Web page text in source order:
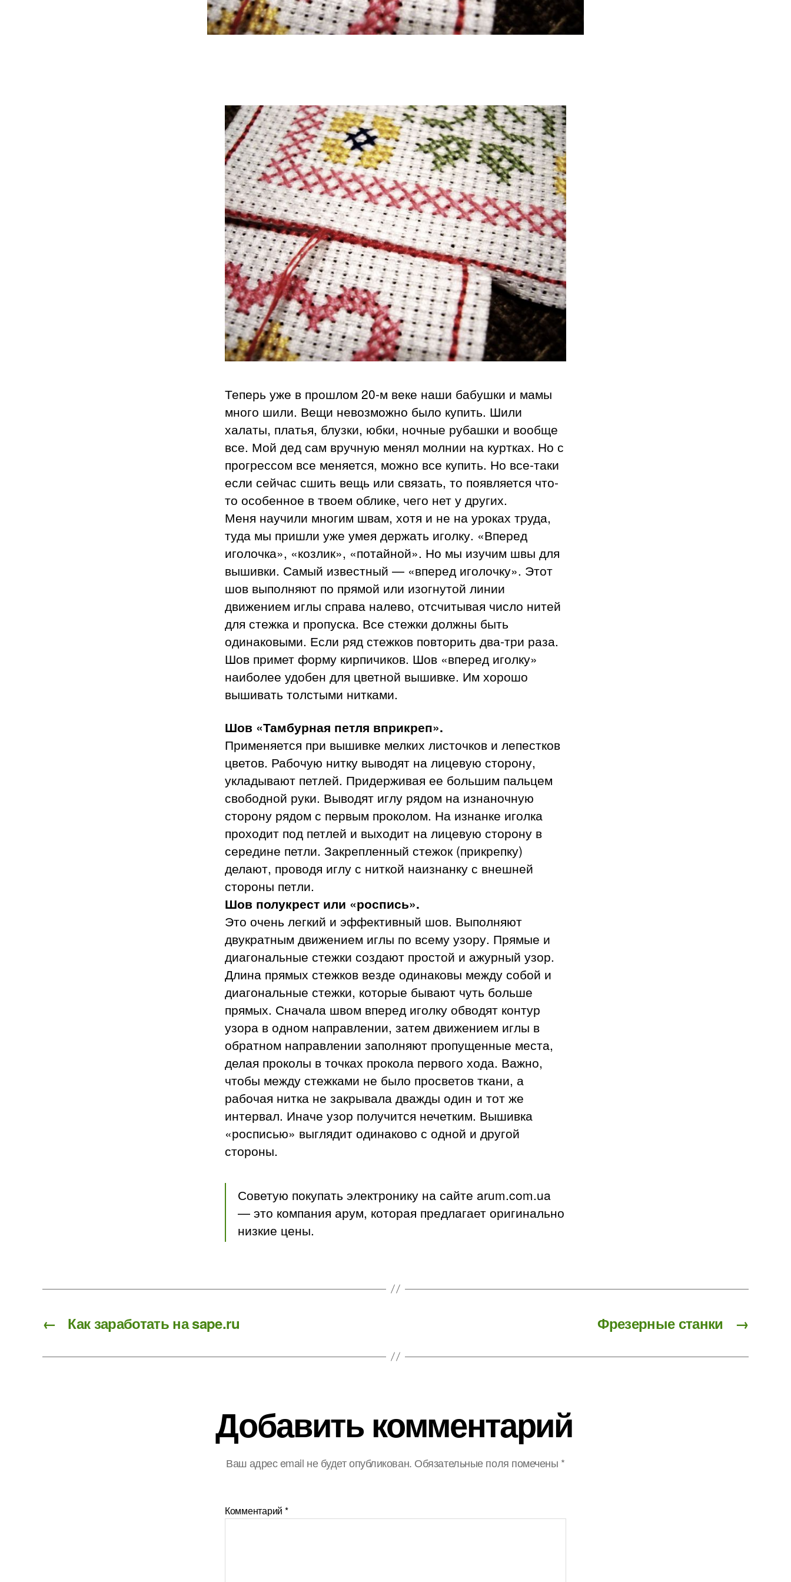
Теперь уже в прошлом 20-м веке наши бабушки и мамы
много шили. Вещи невозможно было купить. Шили
халаты, платья, блузки, юбки, ночные рубашки и вообще
все. Мой дед сам вручную менял молнии на куртках. Но с
прогрессом все меняется, можно все купить. Но все-таки
если сейчас сшить вещь или связать, то появляется что-
то особенное в твоем облике, чего нет у других.
Меня научили многим швам, хотя и не на уроках труда,
туда мы пришли уже умея держать иголку. «Вперед
иголочка», «козлик», «потайной». Но мы изучим швы для
вышивки. Самый известный — «вперед иголочку». Этот
шов выполняют по прямой или изогнутой линии
движением иглы справа налево, отсчитывая число нитей
для стежка и пропуска. Все стежки должны быть
одинаковыми. Если ряд стежков повторить два-три раза.
Шов примет форму кирпичиков. Шов «вперед иголку»
наиболее удобен для цветной вышивке. Им хорошо
вышивать толстыми нитками.
Шов «Тамбурная петля вприкреп».
Применяется при вышивке мелких листочков и лепестков
цветов. Рабочую нитку выводят на лицевую сторону,
укладывают петлей. Придерживая ее большим пальцем
свободной руки. Выводят иглу рядом на изнаночную
сторону рядом с первым проколом. На изнанке иголка
проходит под петлей и выходит на лицевую сторону в
середине петли. Закрепленный стежок (прикрепку)
делают, проводя иглу с ниткой наизнанку с внешней
стороны петли.
Шов полукрест или «роспись».
Это очень легкий и эффективный шов. Выполняют
двукратным движением иглы по всему узору. Прямые и
диагональные стежки создают простой и ажурный узор.
Длина прямых стежков везде одинаковы между собой и
диагональные стежки, которые бывают чуть больше
прямых. Сначала швом вперед иголку обводят контур
узора в одном направлении, затем движением иглы в
обратном направлении заполняют пропущенные места,
делая проколы в точках прокола первого хода. Важно,
чтобы между стежками не было просветов ткани, а
рабочая нитка не закрывала дважды один и тот же
интервал. Иначе узор получится нечетким. Вышивка
«росписью» выглядит одинаково с одной и другой
стороны.
Советую покупать электронику на сайте arum.com.ua
— это компания арум, которая предлагает оригинально
низкие цены.
← Как заработать на sape.ru →
Фрезерные станки
Добавить комментарий
Ваш адрес email не будет опубликован. Обязательные поля помечены *
Комментарий *